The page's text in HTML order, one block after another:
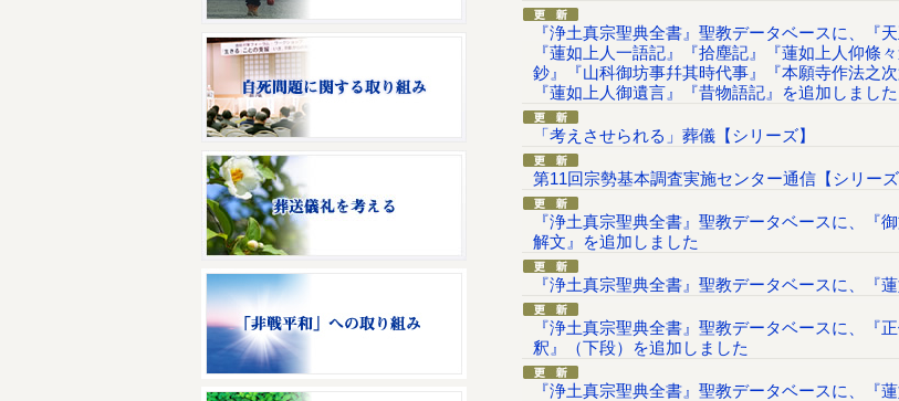
『浄土真宗聖典全書』聖教データベースに、『
『蓮如上人一語記』『拾塵記』『蓮如上人仰條
鈔』『山科御坊事幷其時代事』『本願寺作法之
『蓮如上人御遺言』『昔物語記』を追加しました
「考えさせられる」葬儀【シリーズ】
第11回宗勢基本調査実施センター通信【シリーズ
『浄土真宗聖典全書』聖教データベースに、『
解文』を追加しました
『浄土真宗聖典全書』聖教データベースに、『
『浄土真宗聖典全書』聖教データベースに、『
釈』（下段）を追加しました
『浄土真宗聖典全書』聖教データベースに、『